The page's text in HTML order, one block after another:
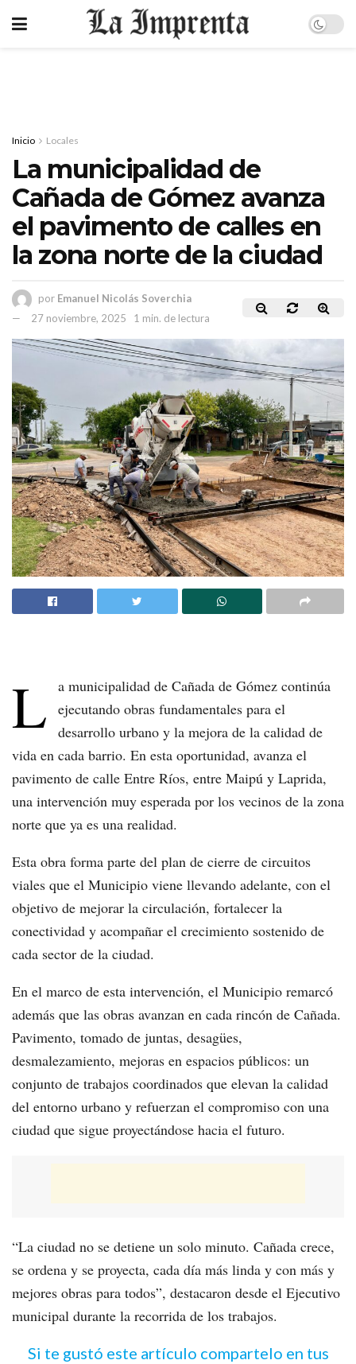
Inicio Locales
La municipalidad de
Cañada de Gómez avanza
el pavimento de calles en
la zona norte de la ciudad
por Emanuel Nicolás Soverchia
27 noviembre, 2025
1 min. de lectura
L
a municipalidad de Cañada de Gómez continúa
ejecutando obras fundamentales para el
desarrollo urbano y la mejora de la calidad de
vida en cada barrio. En esta oportunidad, avanza el
pavimento de calle Entre Ríos, entre Maipú y Laprida,
una intervención muy esperada por los vecinos de la zona
norte que ya es una realidad.
Esta obra forma parte del plan de cierre de circuitos
viales que el Municipio viene llevando adelante, con el
objetivo de mejorar la circulación, fortalecer la
conectividad y acompañar el crecimiento sostenido de
cada sector de la ciudad.
En el marco de esta intervención, el Municipio remarcó
además que las obras avanzan en cada rincón de Cañada.
Pavimento, tomado de juntas, desagües,
desmalezamiento, mejoras en espacios públicos: un
conjunto de trabajos coordinados que elevan la calidad
del entorno urbano y refuerzan el compromiso con una
ciudad que sigue proyectándose hacia el futuro.
“La ciudad no se detiene un solo minuto. Cañada crece,
se ordena y se proyecta, cada día más linda y con más y
mejores obras para todos”, destacaron desde el Ejecutivo
municipal durante la recorrida de los trabajos.
Si te gustó este artículo compartelo en tus